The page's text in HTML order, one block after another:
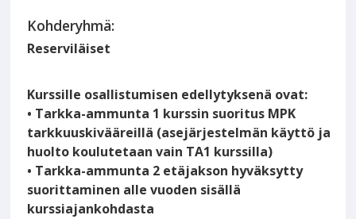
Kohderyhmä:
Reserviläiset
Kurssille osallistumisen edellytyksenä ovat:
• Tarkka-ammunta 1 kurssin suoritus MPK
tarkkuuskivääreillä (asejärjestelmän käyttö ja
huolto koulutetaan vain TA1 kurssilla)
• Tarkka-ammunta 2 etäjakson hyväksytty
suorittaminen alle vuoden sisällä
kurssiajankohdasta